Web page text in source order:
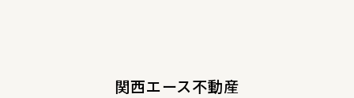
関西エース不動産